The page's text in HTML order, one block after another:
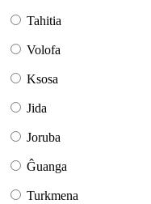
Tahitia
Volofa
Ksosa
Jida
Joruba
Ĝuanga
Turkmena